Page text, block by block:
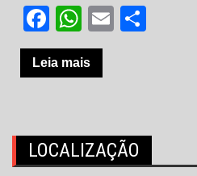
Facebook
WhatsApp
Email
Leia mais
LOCALIZAÇÃO